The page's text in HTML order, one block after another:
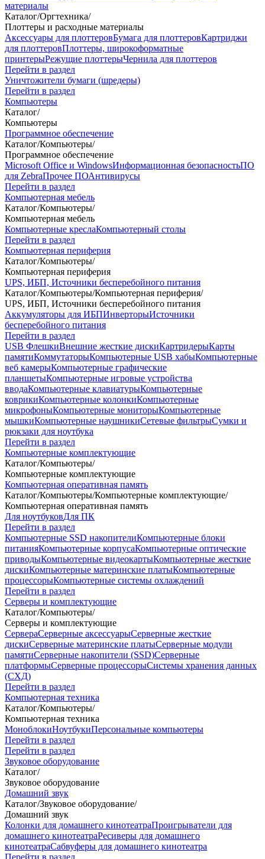
материалы
Каталог/Оргтехника/
Плоттеры и расходные материалы
Аксессуары для плоттеровБумага для плоттеровКартриджи
для плоттеровПлоттеры, широкоформатные
принтерыРежущие плоттерыЧернила для плоттеров
Перейти в раздел
Уничтожители бумаги (шредеры)
Перейти в раздел
Компьютеры
Каталог/
Компьютеры
Программное обеспечение
Каталог/Компьютеры/
Программное обеспечение
Microsoft Office и WindowsИнформационная безопасностьПО
для ZebraПрочее ПОАнтивирусы
Перейти в раздел
Компьютерная мебель
Каталог/Компьютеры/
Компьютерная мебель
Компьютерные креслаКомпьютерный столы
Перейти в раздел
Компьютерная периферия
Каталог/Компьютеры/
Компьютерная периферия
UPS, ИБП, Источники бесперебойного питания
Каталог/Компьютеры/Компьютерная периферия/
UPS, ИБП, Источники бесперебойного питания
Аккумуляторы для ИБПИнверторыИсточники
бесперебойного питания
Перейти в раздел
USB ФлешкиВнешние жесткие дискиКартридерыКарты
памятиКоммутаторыКомпьютерные USB хабыКомпьютерные
веб камерыКомпьютерные графические
планшетыКомпьютерные игровые устройства
вводаКомпьютерные клавиатурыКомпьютерные
коврикиКомпьютерные колонкиКомпьютерные
микрофоныКомпьютерные мониторыКомпьютерные
мышкиКомпьютерные наушникиСетевые фильтрыСумки и
рюкзаки для ноутбука
Перейти в раздел
Компьютерные комплектующие
Каталог/Компьютеры/
Компьютерные комплектующие
Компьютерная оперативная память
Каталог/Компьютеры/Компьютерные комплектующие/
Компьютерная оперативная память
Для ноутбуковДля ПК
Перейти в раздел
Компьютерные SSD накопителиКомпьютерные блоки
питанияКомпьютерные корпусаКомпьютерные оптические
приводыКомпьютерные видеокартыКомпьютерные жесткие
дискиКомпьютерные материнские платыКомпьютерные
процессорыКомпьютерные системы охлаждений
Перейти в раздел
Серверы и комплектующие
Каталог/Компьютеры/
Серверы и комплектующие
СервераСерверные аксессуарыСерверные жесткие
дискиСерверные материнские платыСерверные модули
памятиСерверные накопители (SSD)Серверные
платформыСерверные процессорыСистемы хранения данных
(СХД)
Перейти в раздел
Компьютерная техника
Каталог/Компьютеры/
Компьютерная техника
МоноблокиНоутбукиПерсональные компьютеры
Перейти в раздел
Перейти в раздел
Звуковое оборудование
Каталог/
Звуковое оборудование
Домашний звук
Каталог/Звуковое оборудование/
Домашний звук
Колонки для домашнего кинотеатраПроигрыватели для
домашнего кинотеатраРесиверы для домашнего
кинотеатраСабвуферы для домашнего кинотеатра
Перейти в раздел